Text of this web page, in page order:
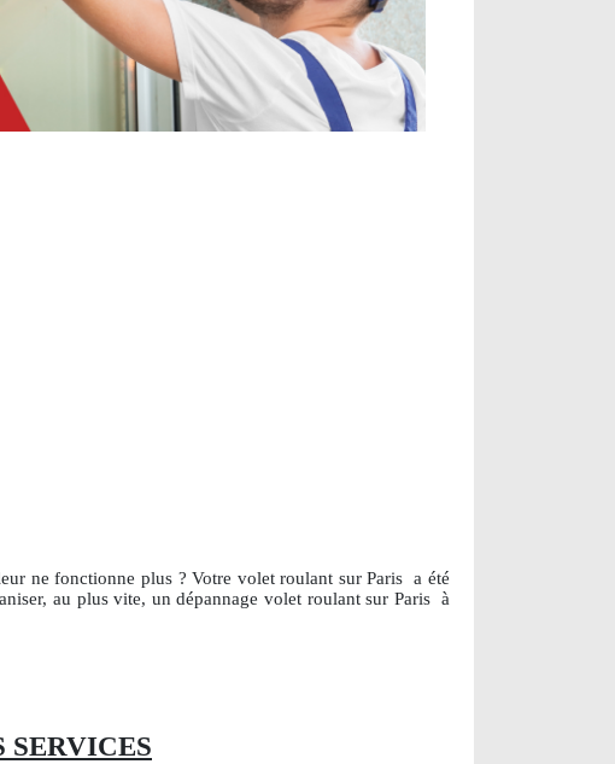
ne fonctionne plus ? Votre volet roulant sur Paris a été
au plus vite, un dépannage volet roulant sur Paris à
SERVICES